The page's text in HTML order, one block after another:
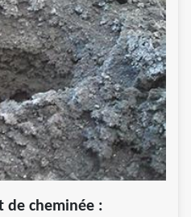
de cheminée :